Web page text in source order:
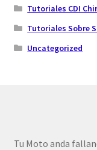
Tutoriales CDI
Tutoriales Sobre
Uncategorized
Tu Moto anda